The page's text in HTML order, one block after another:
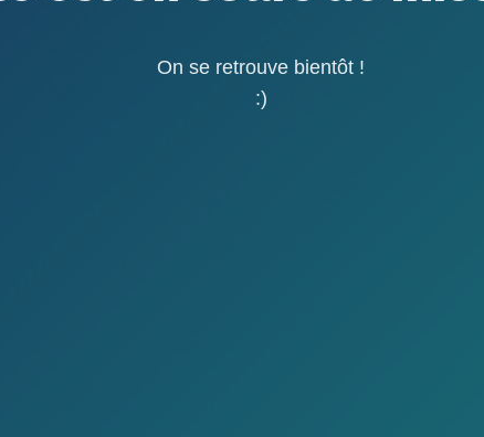
On se retrouve bientôt !
:)